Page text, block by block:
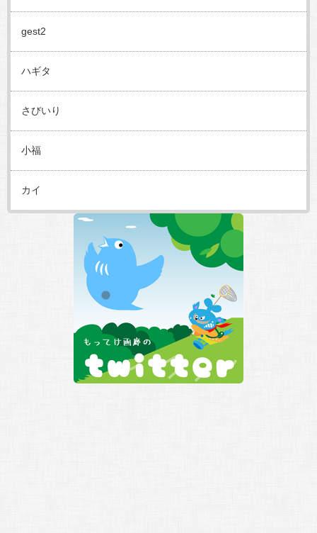
gest2
ハギタ
さびいり
小福
カイ